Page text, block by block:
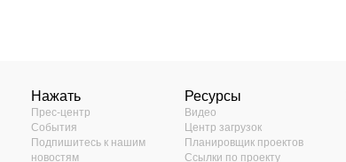
Нажать
Прес-центр
События
Подпишитесь к нашим
новостям
Ресурсы
Видео
Центр загрузок
Планировщик проектов
Ссылки по проекту